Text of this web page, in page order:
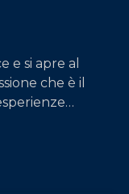
e si apre al
che è il
al